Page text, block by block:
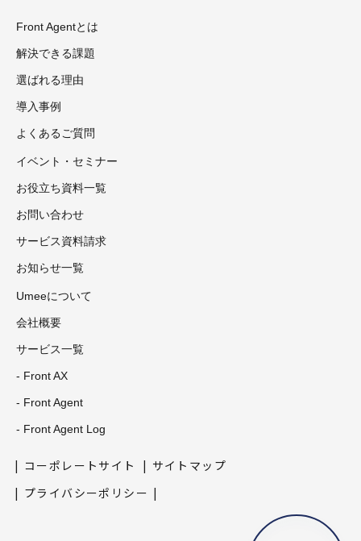
Front Agentとは
解決できる課題
選ばれる理由
導入事例
よくあるご質問
イベント・セミナー
お役立ち資料一覧
お問い合わせ
サービス資料請求
お知らせ一覧
Umeeについて
会社概要
サービス一覧
- Front AX
- Front Agent
- Front Agent Log
コーポレートサイト
サイトマップ
プライバシーポリシー